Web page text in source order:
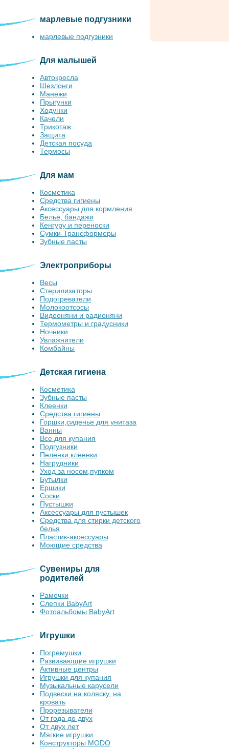
марлевые подгузники
марлевые подгузники
Для малышей
Автокресла
Шезлонги
Манежи
Прыгунки
Ходунки
Качели
Трикотаж
Защита
Детская посуда
Термосы
Для мам
Косметика
Средства гигиены
Аксессуары для кормления
Белье, бандажи
Кенгуру и переноски
Сумки-Трансформеры
Зубные пасты
Электроприборы
Весы
Стерилизаторы
Подогреватели
Молокоотсосы
Видеоняни и радионяни
Термометры и градусники
Ночники
Увлажнители
Комбайны
Детская гигиена
Косметика
Зубные пасты
Клеенки
Средства гигиены
Горшки,сиденье для унитаза
Ванны
Все для купания
Подгузники
Пеленки,клеенки
Нагрудники
Уход за носом,пупком
Бутылки
Ершики
Соски
Пустышки
Аксессуары для пустышек
Средства для стирки детского
белья
Пластик-аксессуары
Моющие средства
Сувениры для
родителей
Рамочки
Слепки BabyArt
Фотоальбомы BabyArt
Игрушки
Погремушки
Развивающие игрушки
Активные центры
Игрушки для купания
Музыкальные карусели
Подвески на коляску, на
кровать
Прорезыватели
От года до двух
От двух лет
Мягкие игрушки
Конструкторы MODO